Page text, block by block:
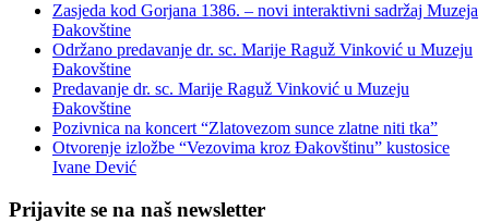
Zasjeda kod Gorjana 1386. – novi interaktivni sadržaj Muzeja
Đakovštine
Održano predavanje dr. sc. Marije Raguž Vinković u Muzeju
Đakovštine
Predavanje dr. sc. Marije Raguž Vinković u Muzeju
Đakovštine
Pozivnica na koncert “Zlatovezom sunce zlatne niti tka”
Otvorenje izložbe “Vezovima kroz Đakovštinu” kustosice
Ivane Dević
Prijavite se na naš newsletter